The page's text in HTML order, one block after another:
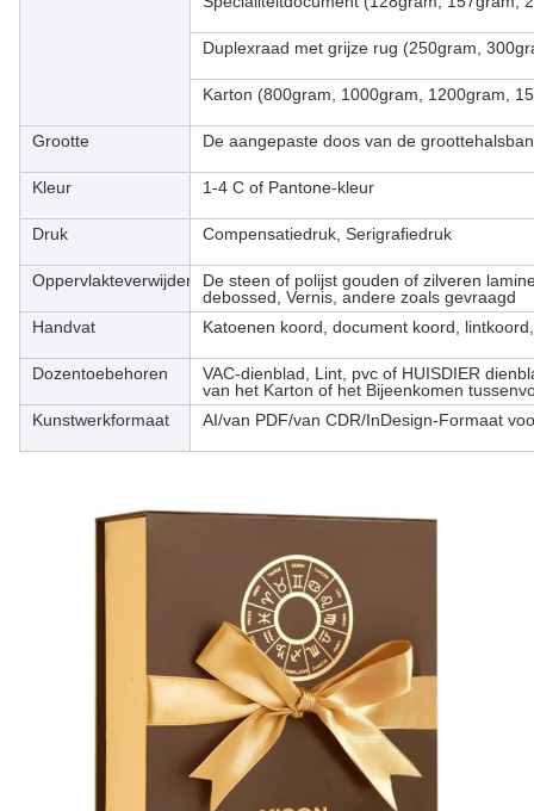
Duplexraad met grijze rug (250gram,
Karton (800gram, 1000gram, 1200gram,
Grootte De aangepaste doos van de
Kleur 1-4 C of Pantone-kleur
Druk Compensatiedruk, Serigrafiedruk
OppervlakteverwijderingDe steen of polijst gouden of zilveren
debossed, Vernis, andere zoals gevraagd
Handvat
Katoenen koord, document koord,
Dozentoebehoren
VAC-dienblad, Lint, pvc of HUISDIER
van het Karton of het Bijeenkomen
Kunstwerkformaat
AI/van PDF/van CDR/InDesign-Formaat